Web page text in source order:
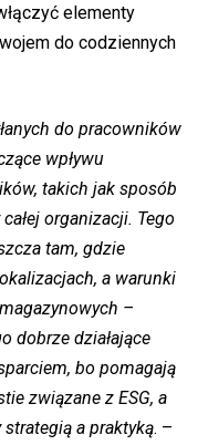
elementy
do codziennych
do pracowników
wpływu
takich jak sposób
organizacji. Tego
tam, gdzie
a warunki
–
dobrze działające
bo pomagają
związane z ESG, a
a praktyką. –